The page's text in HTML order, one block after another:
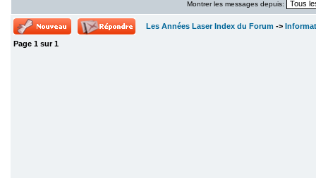
Montrer les messages depuis:
Les Années Laser Index du Forum ->
Page 1 sur1